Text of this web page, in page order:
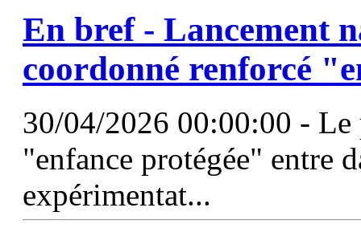
En bref - Lancement
coordonné renforcé
30/04/2026 00:00:00 - Le
"enfance protégée" entre
expérimentat...